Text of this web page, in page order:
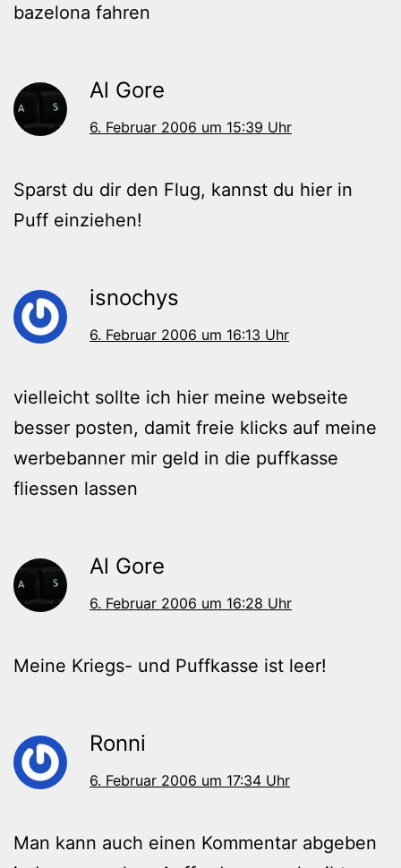
bazelona fahren
Al Gore
6. Februar 2006 um 15:39 Uhr
Sparst du dir den Flug, kannst du hier in
Puff einziehen!
isnochys
6. Februar 2006 um 16:13 Uhr
vielleicht sollte ich hier meine webseite
besser posten, damit freie klicks auf meine
werbebanner mir geld in die puffkasse
fliessen lassen
Al Gore
6. Februar 2006 um 16:28 Uhr
Meine Kriegs- und Puffkasse ist leer!
Ronni
6. Februar 2006 um 17:34 Uhr
Man kann auch einen Kommentar abgeben